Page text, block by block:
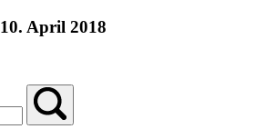
10. April 2018